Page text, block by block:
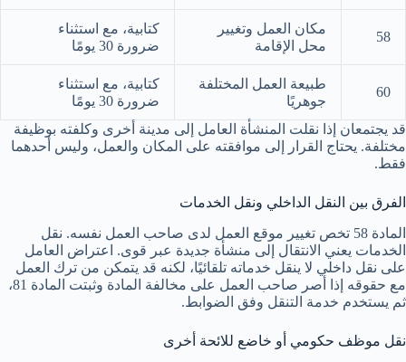
58
مكان العمل وتغيير
محل الإقامة
كتابية، مع استثناء
ضرورة 30 يومًا
60
طبيعة العمل المختلفة
جوهريًا
كتابية، مع استثناء
ضرورة 30 يومًا
قد يجتمعان إذا نقلت المنشأة العامل إلى مدينة أخرى وكلفته بوظيفة
مختلفة. يحتاج القرار إلى موافقته على المكان والعمل، وليس أحدهما
فقط.
الفرق بين النقل الداخلي ونقل الخدمات
المادة 58 تخص تغيير موقع العمل لدى صاحب العمل نفسه. نقل
الخدمات يعني الانتقال إلى منشأة جديدة عبر قوى. اعتراض العامل
على نقل داخلي لا ينقل خدماته تلقائيًا، لكنه قد يتمكن من ترك العمل
مع حقوقه إذا أصر صاحب العمل على مخالفة المادة وثبتت المادة 81،
ثم يستخدم خدمة التنقل وفق الضوابط.
نقل موظف حكومي أو خاضع للائحة أخرى